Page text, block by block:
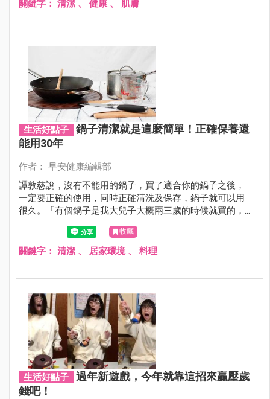
關鍵字： 清潔、 健康、 肌膚
生活好點子
鍋子清潔就是這麼簡單！正確保養還
能用30年
作者： 早安健康編輯部
譚敦慈說，沒有不能用的鍋子，買了適合你的鍋子之後，
一定要正確的使用，同時正確清洗及保存，鍋子就可以用
很久。「有個鍋子是我大兒子大概兩三歲的時候就買的，
那個年代大約兩三千元，所以到現在 32 歲了，你看看 30
收藏
關鍵字： 清潔、 居家環境、 料理
生活好點子
過年新遊戲，今年就靠這招來贏壓歲
錢吧！